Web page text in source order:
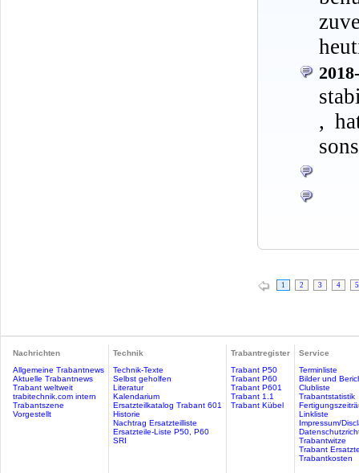
,
1 2 3 4 5
Nachrichten
Allgemeine Trabantnews
Aktuelle Trabantnews
Trabant weltweit
trabitechnik.com intern
Trabantszene
Vorgestellt
Technik
Technik-Texte
Selbst geholfen
Literatur
Kalendarium
Ersatzteilkatalog Trabant 601
Historie
Nachtrag Ersatzteilliste
Ersatzteile-Liste P50, P60
SRI
Trabantregister
Trabant P50
Trabant P60
Trabant P601
Trabant 1.1
Trabant Kübel
Service
Terminliste
Bilder und
Clubliste
Trabantstatistik
Linkliste
Impressum/
Trabantwitze
Trabant
Trabantkosten